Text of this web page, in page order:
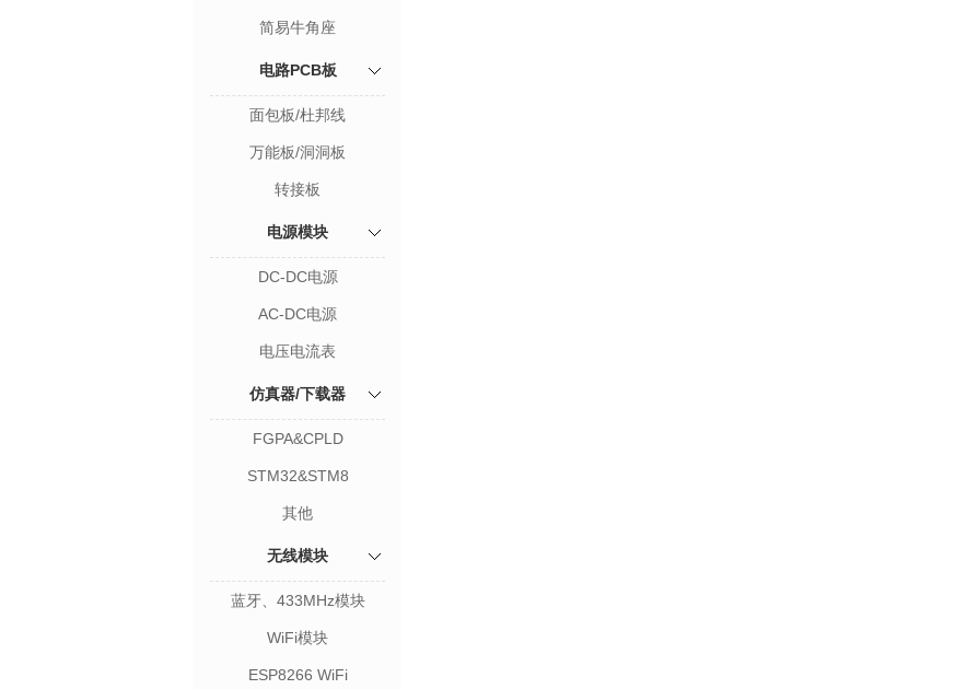
简易牛角座
电路PCB板
面包板/杜邦线
万能板/洞洞板
转接板
电源模块
DC-DC电源
AC-DC电源
电压电流表
仿真器/下载器
FGPA&CPLD
STM32&STM8
其他
无线模块
蓝牙、433MHz模块
WiFi模块
ESP8266 WiFi